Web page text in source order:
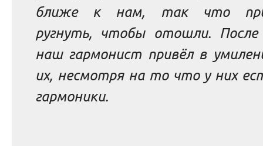
ближе к нам, так что
ругнуть, чтобы отошли.
наш гармонист привёл в
их, несмотря на то что у них
гармоники.